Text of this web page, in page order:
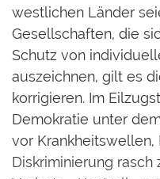
westlichen Länder
Gesellschaften, die
Schutz von
auszeichnen, gilt es
korrigieren. Im
Demokratie unter
vor
Diskriminierung